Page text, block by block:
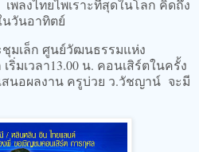
ไทยไพเราะที่สุดในโลก คิดถึง
วันอาทิตย์
มเล็ก ศูนย์วัฒนธรรมแห่ง
ริ่มเวลา13.00 น. คอนเสิร์ตในครั้ง
สนอผลงาน ครูบ่วย ว.วัชญาน์ จะมี